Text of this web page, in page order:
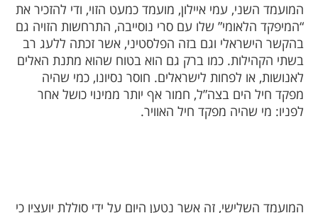
המועמד השני, עמי איילון, מועמד כמעט הזוי, ודי להזכיר את
“המיפקד הלאומי” שלו עם סרי נוסייבה, התרחשות הזויה גם
בהקשר הישראלי וגם בזה הפלסטיני, אשר זכתה ללעג רב
בשתי הקהילות. כמו ברק גם הוא בטוח שהוא מתנת האלים
לאנושות, או לפחות לישראלים. חוסר נסיונו, כמי שהיה
מפקד חיל הים בצה”ל, חמור אף יותר ממינוי כושל אחר
לפניו: מי שהיה מפקד חיל האוויר.
המועמד השלישי, זה אשר נטען היום על ידי סוללת יועציו כי